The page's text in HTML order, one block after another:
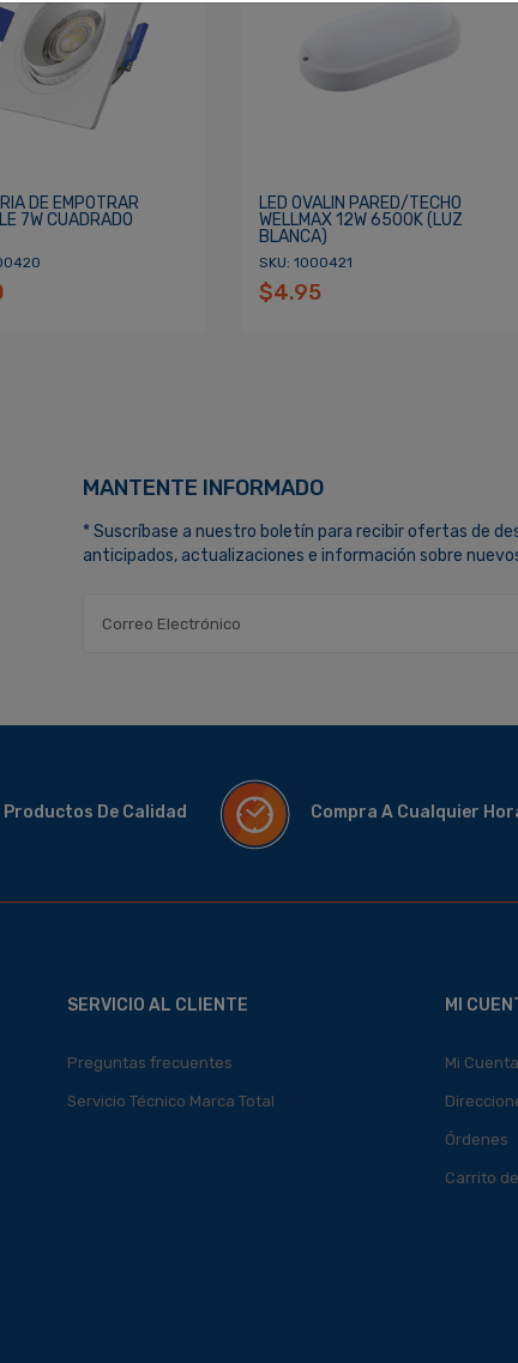
DE EMPOTRAR
7W CUADRADO
LED OVALIN PARED/TECHO
WELLMAX 12W 6500K (LUZ
BLANCA)
SKU: 1000421
$4.95
MANTENTE INFORMADO
* Suscríbase a nuestro boletín para recibir ofertas de
anticipados, actualizaciones e información sobre
Productos De Calidad Compra A Cualquier
SERVICIO AL CLIENTE
Preguntas frecuentes
Servicio Técnico Marca Total
MI
Mi Cuenta
Órdenes
Carrito